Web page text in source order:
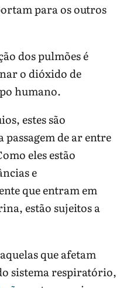
para os outros
dos pulmões é
o dióxido de
humano.
estes são
de ar entre
eles estão
e
que entram em
estão sujeitos a
que afetam
sistema respiratório,